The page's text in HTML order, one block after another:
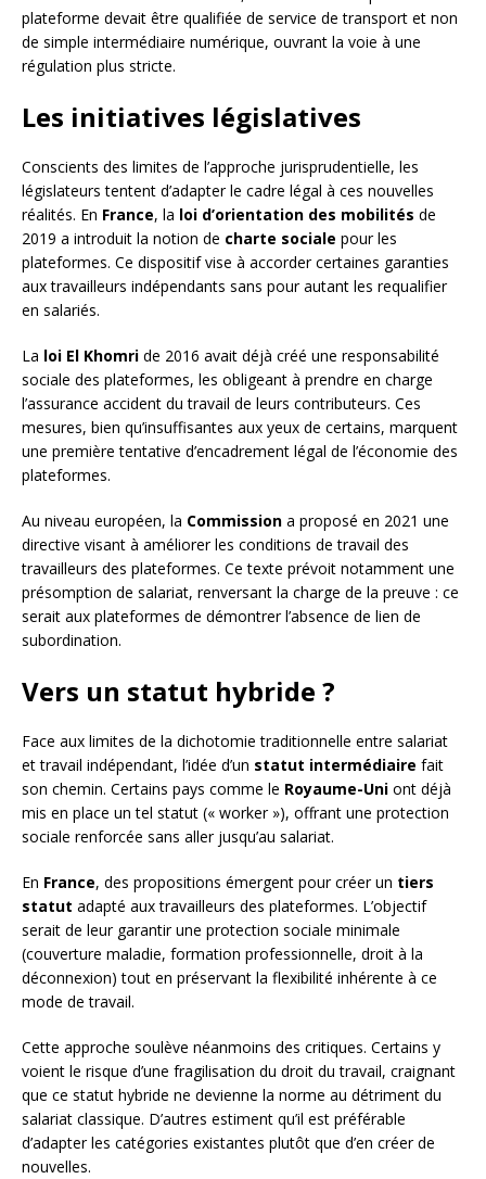
plateforme devait être qualifiée de service de transport et non
de simple intermédiaire numérique, ouvrant la voie à une
régulation plus stricte.
Les initiatives législatives
Conscients des limites de l’approche jurisprudentielle, les
législateurs tentent d’adapter le cadre légal à ces nouvelles
réalités. En France, la loi d’orientation des mobilités de
2019 a introduit la notion de charte sociale pour les
plateformes. Ce dispositif vise à accorder certaines garanties
aux travailleurs indépendants sans pour autant les requalifier
en salariés.
La loi El Khomri de 2016 avait déjà créé une responsabilité
sociale des plateformes, les obligeant à prendre en charge
l’assurance accident du travail de leurs contributeurs. Ces
mesures, bien qu’insuffisantes aux yeux de certains, marquent
une première tentative d’encadrement légal de l’économie des
plateformes.
Au niveau européen, la Commission a proposé en 2021 une
directive visant à améliorer les conditions de travail des
travailleurs des plateformes. Ce texte prévoit notamment une
présomption de salariat, renversant la charge de la preuve : ce
serait aux plateformes de démontrer l’absence de lien de
subordination.
Vers un statut hybride ?
Face aux limites de la dichotomie traditionnelle entre salariat
et travail indépendant, l’idée d’un statut intermédiaire fait
son chemin. Certains pays comme le Royaume-Uni ont déjà
mis en place un tel statut (« worker »), offrant une protection
sociale renforcée sans aller jusqu’au salariat.
En France, des propositions émergent pour créer un tiers
statut adapté aux travailleurs des plateformes. L’objectif
serait de leur garantir une protection sociale minimale
(couverture maladie, formation professionnelle, droit à la
déconnexion) tout en préservant la flexibilité inhérente à ce
mode de travail.
Cette approche soulève néanmoins des critiques. Certains y
voient le risque d’une fragilisation du droit du travail, craignant
que ce statut hybride ne devienne la norme au détriment du
salariat classique. D’autres estiment qu’il est préférable
d’adapter les catégories existantes plutôt que d’en créer de
nouvelles.